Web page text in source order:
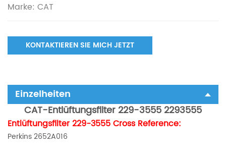
Marke: CAT
KONTAKTIEREN SIE MICH JETZT
Einzelheiten
CAT-Entlüftungsfilter 229-3555 2293555
Entlüftungsfilter 229-3555 Cross Reference:
Perkins 2652A016